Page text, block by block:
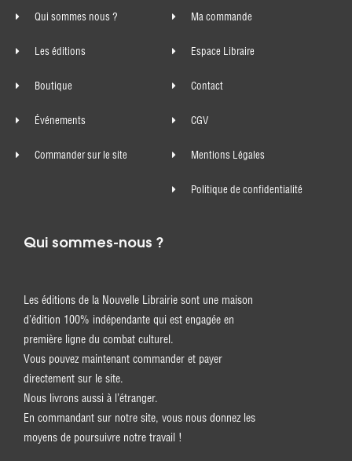
Qui sommes nous ?
Les éditions
Boutique
Événements
Commander sur le site
Ma commande
Espace Libraire
Contact
CGV
Mentions Légales
Politique de confidentialité
Qui sommes-nous ?
Les éditions de la Nouvelle Librairie sont une maison
d’édition 100% indépendante qui est engagée en
première ligne du combat culturel.
Vous pouvez maintenant commander et payer
directement sur le site.
Nous livrons aussi à l’étranger.
En commandant sur notre site, vous nous donnez les
moyens de poursuivre notre travail !